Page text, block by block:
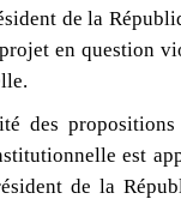
de la
en question
des
est
de la